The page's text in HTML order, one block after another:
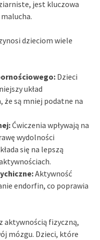
jest kluczowa
dzieciom wiele
Dzieci
układ
że są mniej podatne na
Ćwiczenia wpływają na
wydolności
się na lepszą
Aktywność
endorfin, co poprawia
aktywnością fizyczną,
mózgu. Dzieci, które